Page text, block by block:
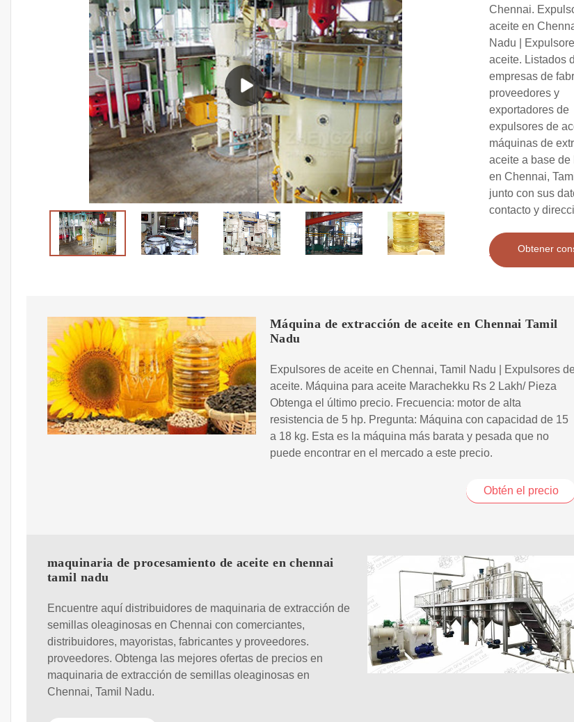
Chennai.
aceite en
Nadu |
aceite. Listados
empresas de
proveedores y
exportadores de
expulsores de
máquinas de
aceite a base de
en Chennai,
junto con sus
contacto y
Obtener
Máquina de extracción de aceite en Chennai Tamil
Nadu
Expulsores de aceite en Chennai, Tamil Nadu | Expulsores
aceite. Máquina para aceite Marachekku Rs 2 Lakh/ Pieza
Obtenga el último precio. Frecuencia: motor de alta
resistencia de 5 hp. Pregunta: Máquina con capacidad de 15
a 18 kg. Esta es la máquina más barata y pesada que no
puede encontrar en el mercado a este precio.
Obtén el precio
maquinaria de procesamiento de aceite en chennai
tamil nadu
Encuentre aquí distribuidores de maquinaria de extracción de
semillas oleaginosas en Chennai con comerciantes,
distribuidores, mayoristas, fabricantes y proveedores.
proveedores. Obtenga las mejores ofertas de precios en
maquinaria de extracción de semillas oleaginosas en
Chennai, Tamil Nadu.